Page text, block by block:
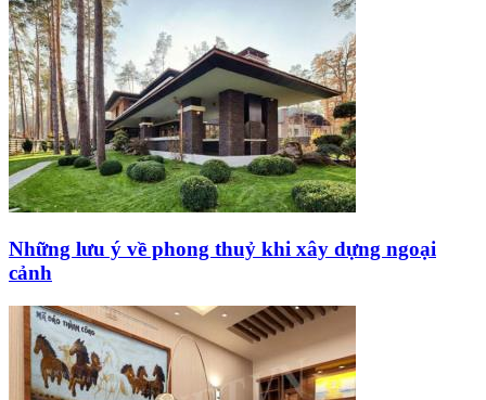
Những lưu ý về phong thuỷ khi xây dựng ngoại
cảnh